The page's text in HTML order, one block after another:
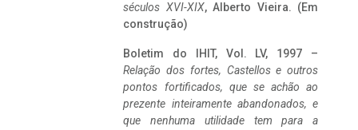
séculos XVI-XIX, Alberto Vieira. (Em
construção)
Boletim do IHIT, Vol. LV, 1997 –
Relação dos fortes, Castellos e outros
pontos fortificados, que se achão ao
prezente inteiramente abandonados, e
que nenhuma utilidade tem para a